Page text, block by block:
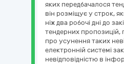
яких передбачалося
він розміщує у строк,
ніж два робочі дні до
тендерних
про усунення таких
електронній системі
невідповідністю в